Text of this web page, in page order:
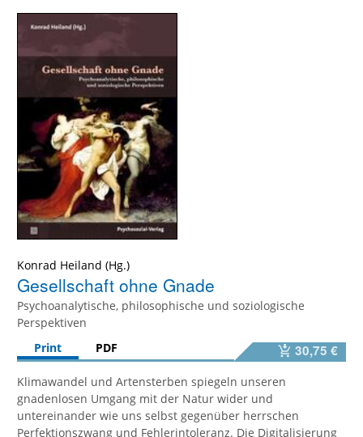
Konrad Heiland
Gesellschaft ohne Gnade
Psychoanalytische, philosophische und soziologische
Perspektiven
Print
PDF 30,75 €
Klimawandel und Artensterben spiegeln unseren
gnadenlosen Umgang mit der Natur wider und
untereinander wie uns selbst gegenüber herrschen
Perfektionszwang und Fehlerintoleranz. Die Digitalisierung